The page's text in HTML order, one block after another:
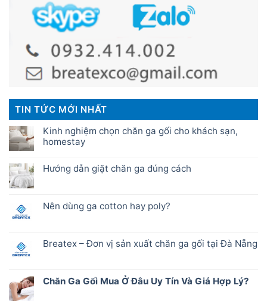
TIN TỨC MỚI NHẤT
Kinh nghiệm chọn chăn ga gối cho khách sạn,
homestay
Hướng dẫn giặt chăn ga đúng cách
Nên dùng ga cotton hay poly?
Breatex – Đơn vị sản xuất chăn ga gối tại Đà Nẵng
Chăn Ga Gối Mua Ở Đâu Uy Tín Và Giá Hợp Lý?